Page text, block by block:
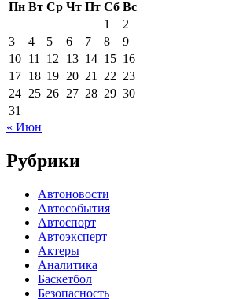
Пн Вт Ср Чт Пт Сб Вс
1
2
3
4 5 6 7 8
9
10 11 12 13 14 15 16
17 18 19 20 21 22 23
24 25 26 27 28 29 30
31
« Июн
Рубрики
Автоновости
Автособытия
Автоспорт
Автоэксперт
Актеры
Аналитика
Баскетбол
Безопасность